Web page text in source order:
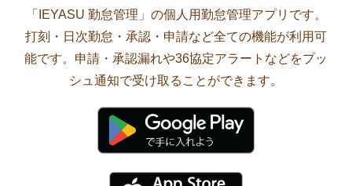
「IEYASU 勤怠管理」の個人用勤怠管理アプリです。
打刻・日次勤怠・承認・申請など全ての機能が利用可
能です。申請・承認漏れや36協定アラートなどをプッ
シュ通知で受け取ることができます。